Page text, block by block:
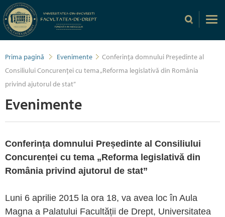
Prima pagină Evenimente
Conferința domnului Președinte al
Consiliului Concurenței cu tema „Reforma legislativă din România
privind ajutorul de stat”
Evenimente
Conferința domnului Președinte al Consiliului
Concurenței cu tema „Reforma legislativă din
România privind ajutorul de stat”
Luni 6 aprilie 2015 la ora 18, va avea loc în Aula
Magna a Palatului Facultății de Drept, Universitatea